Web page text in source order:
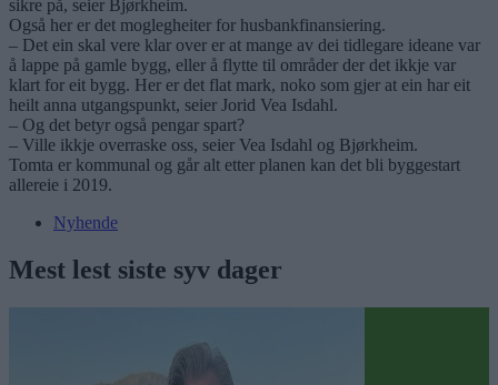
sikre på, seier Bjørkheim.
Også her er det moglegheiter for husbankfinansiering.
– Det ein skal vere klar over er at mange av dei tidlegare ideane var
å lappe på gamle bygg, eller å flytte til områder der det ikkje var
klart for eit bygg. Her er det flat mark, noko som gjer at ein har eit
heilt anna utgangspunkt, seier Jorid Vea Isdahl.
– Og det betyr også pengar spart?
– Ville ikkje overraske oss, seier Vea Isdahl og Bjørkheim.
Tomta er kommunal og går alt etter planen kan det bli byggestart
allereie i 2019.
Nyhende
Mest lest siste syv dager